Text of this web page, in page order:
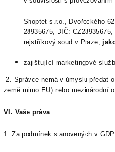
Shoptet s.r.o., Dvořeckého
28935675, DIČ:
rejstříkový soud v Praze,
zajišťující marketingové
2. Správce nemá v úmyslu předat
země mimo EU) nebo mezinárodní
VI. Vaše práva
1. Za podmínek stanovených v